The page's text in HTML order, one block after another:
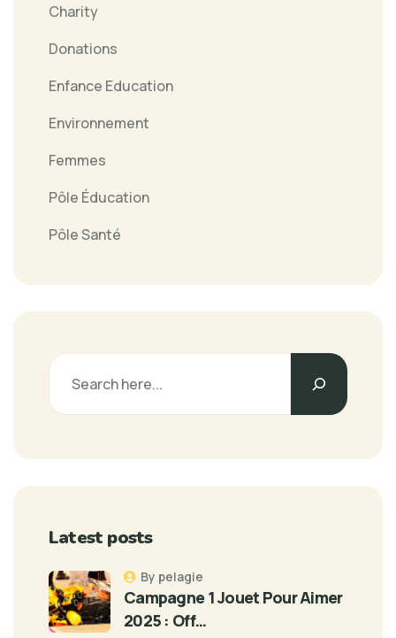
Charity
Donations
Enfance Education
Environnement
Femmes
Pôle Éducation
Pôle Santé
Latest posts
Campagne 1 Jouet Pour Aimer
2025 : Off…
By pelagie